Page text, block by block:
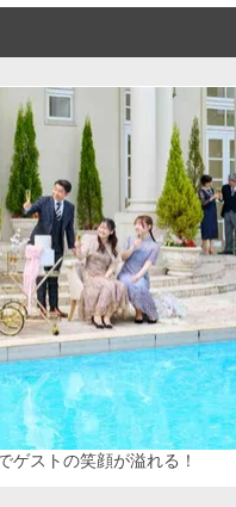
ゲストの笑顔が溢れる！